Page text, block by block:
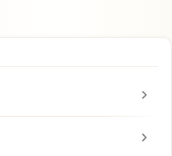
chevron_right
chevron_right